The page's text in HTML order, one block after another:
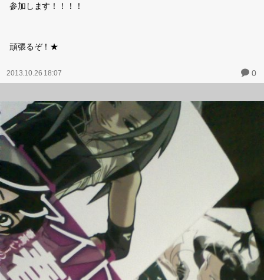
参加します！！！！
頑張るぞ！★
2013.10.26 18:07 0